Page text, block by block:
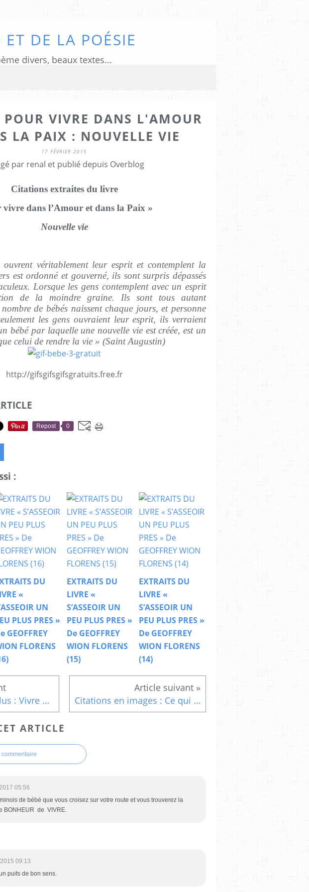
DE LA POÉSIE
divers, beaux textes...
POUR VIVRE DANS L'AMOUR
LA PAIX : NOUVELLE VIE
17 FÉVRIER 2015
par renal et publié depuis Overblog
Citations extraites du livre
vivre dans l’Amour et dans la Paix »
Nouvelle vie
ouvrent véritablement leur esprit et contemplent la
est ordonné et gouverné, ils sont surpris dépassés
Lorsque les gens contemplent avec un esprit
de la moindre graine. Ils sont tous autant
de bébés naissent chaque jours, et personne
les gens ouvraient leur esprit, ils verraient
bébé par laquelle une nouvelle vie est créée, est un
celui de rendre la vie » (Saint Augustin)
http://gifsgifsgifsgratuits.free.fr
Repost 0
:
DU
«
UN
PLUS PRES »
GEOFFREY
FLORENS
EXTRAITS DU
LIVRE «
S’ASSEOIR UN
PEU PLUS PRES »
De GEOFFREY
WION FLORENS
(15)
EXTRAITS DU
LIVRE «
S’ASSEOIR UN
PEU PLUS PRES »
De GEOFFREY
WION FLORENS
(14)
Extraits de livres lus : Vivre en paix (6) Citations en images : Ce qui est en nous
ARTICLE
05:56
de bébé que vous croisez sur votre route et vous trouverez la
BONHEUR de VIVRE.
09:13
puits de bon sens.